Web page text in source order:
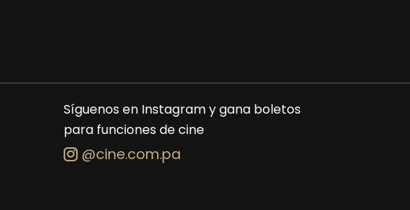
Síguenos en Instagram y gana boletos
para funciones de cine
@cine.com.pa